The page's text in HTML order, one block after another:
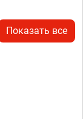
Показать все